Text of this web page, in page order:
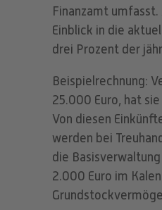
Finanzamt
Einblick in die
drei Prozent der
Beispielrechnung:
25.000 Euro, hat
Von diesen
werden bei
die
2.000 Euro im